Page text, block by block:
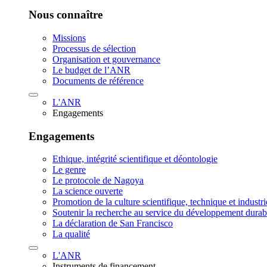
Nous connaître
Missions
Processus de sélection
Organisation et gouvernance
Le budget de l’ANR
Documents de référence
L'ANR
Engagements
Engagements
Ethique, intégrité scientifique et déontologie
Le genre
Le protocole de Nagoya
La science ouverte
Promotion de la culture scientifique, technique et
Soutenir la recherche au service du développement
La déclaration de San Francisco
La qualité
L'ANR